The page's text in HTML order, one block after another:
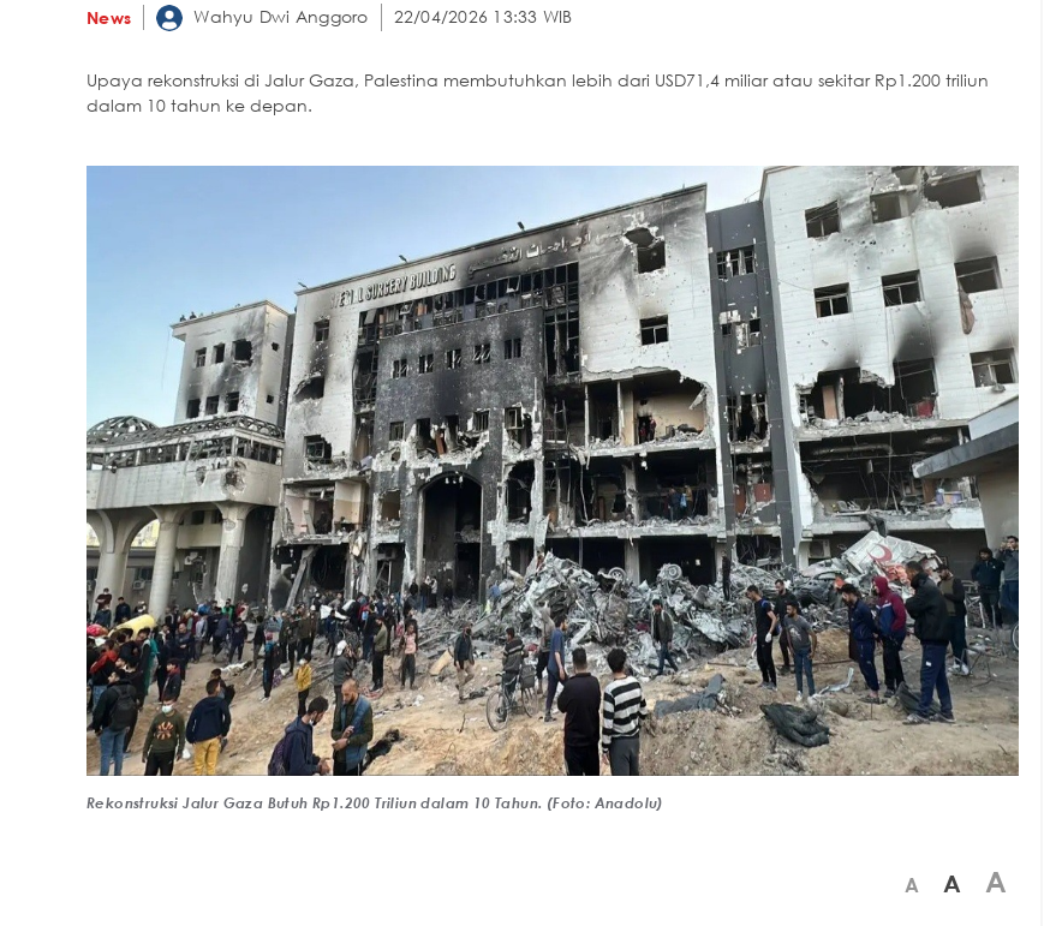
News Wahyu Dwi Anggoro 22/04/2026 13:33 WIB
Upaya rekonstruksi di Jalur Gaza, Palestina membutuhkan lebih dari USD71,4 miliar atau sekitar Rp1.200 triliun
dalam 10 tahun ke depan.
Rekonstruksi Jalur Gaza Butuh Rp1.200 Triliun dalam 10 Tahun. (Foto: Anadolu)
A A A